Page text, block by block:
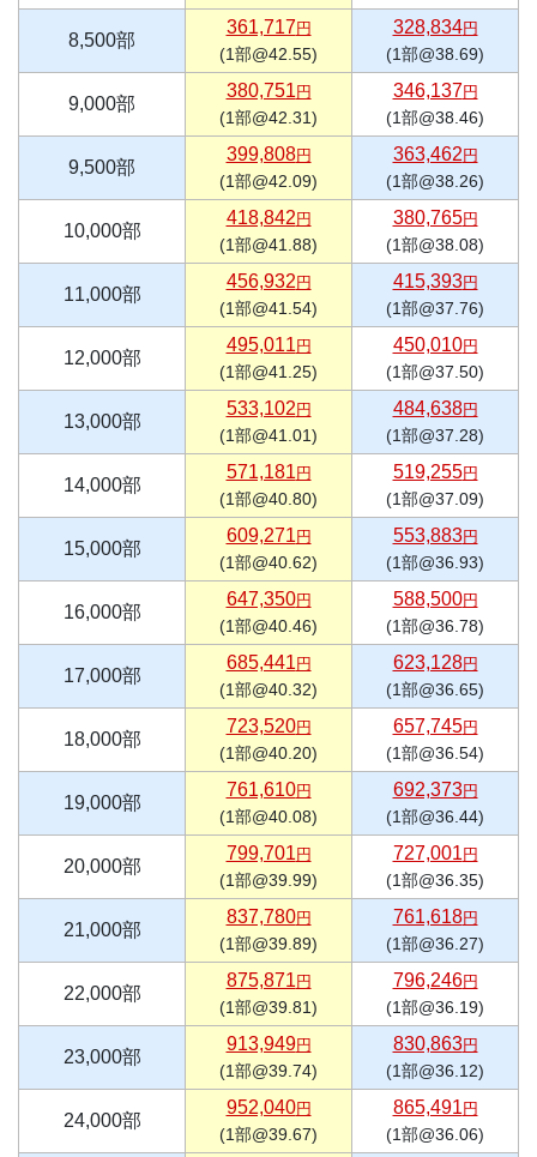
8,500部
361,717円
(1部@42.55)
328,834円
(1部@38.69)
9,000部
380,751 円
(1部@42.31)
346,137円
(1部@38.46)
9,500部
399,808円
(1部@42.09)
363,462 円
(1部@38.26)
10,000部
418,842 円
(1部@41.88)
380,765円
(1部@38.08)
11,000部
456,932 円
(1部@41.54)
415,393円
(1部@37.76)
12,000部
495,011 円
(1部@41.25)
450,010円
(1部@37.50)
13,000部
533,102 円
(1部@41.01)
484,638円
(1部@37.28)
14,000部
571,181 円
(1部@40.80)
519,255円
(1部@37.09)
15,000部
609,271 円
(1部@40.62)
553,883円
(1部@36.93)
16,000部
647,350円
(1部@40.46)
588,500円
(1部@36.78)
17,000部
685,441 円
(1部@40.32)
623,128円
(1部@36.65)
18,000部
723,520円
(1部@40.20)
657,745円
(1部@36.54)
19,000部
761,610円
(1部@40.08)
692,373円
(1部@36.44)
20,000部
799,701 円
(1部@39.99)
727,001 円
(1部@36.35)
21,000部
837,780円
(1部@39.89)
761,618円
(1部@36.27)
22,000部
875,871 円
(1部@39.81)
796,246円
(1部@36.19)
23,000部
913,949円
(1部@39.74)
830,863円
(1部@36.12)
24,000部
952,040円
(1部@39.67)
865,491 円
(1部@36.06)